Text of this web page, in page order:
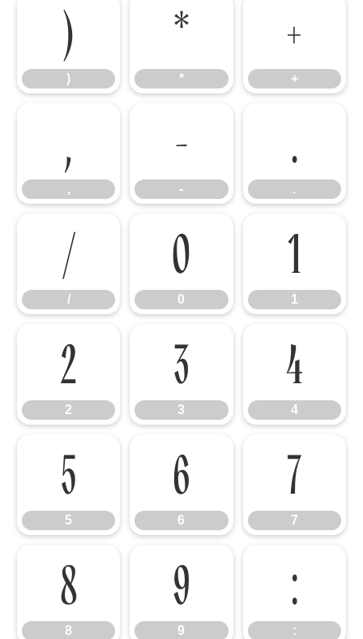
)
)
*
*
+
+
,
,
-
-
.
.
/
/
0
0
1
1
2
2
3
3
4
4
5
5
6
6
7
7
8
8
9
9
:
: